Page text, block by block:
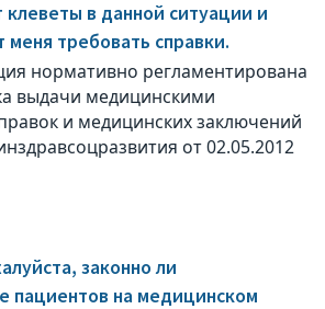
клеветы в данной ситуации и
требовать справки.
нормативно регламентирована
выдачи медицинскими
и медицинских заключений
от 02.05.2012
законно ли
пациентов на медицинском